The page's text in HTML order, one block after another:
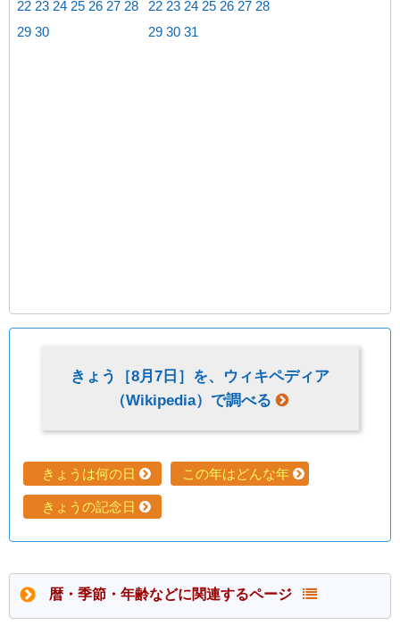
22 23 24 25 26 27 28
29 30
22 23 24 25 26 27 28
29 30 31
きょう［8月7日 ］を、ウィキペディア
（Wikipedia）で調べる
きょうは何の日 この年はどんな年
きょうの記念日
暦・季節・年齢などに関連するページ